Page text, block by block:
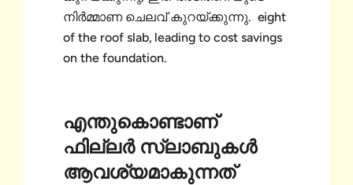
നിർമ്മാണ ചെലവ് കുറയ്ക്കുന്നു. eight
of the roof slab, leading to cost savings
on the foundation.
എന്തുകൊണ്ടാണ്
ഫില്ലർ സ്ലാബുകൾ
ആവശ്യമാകുന്നത്